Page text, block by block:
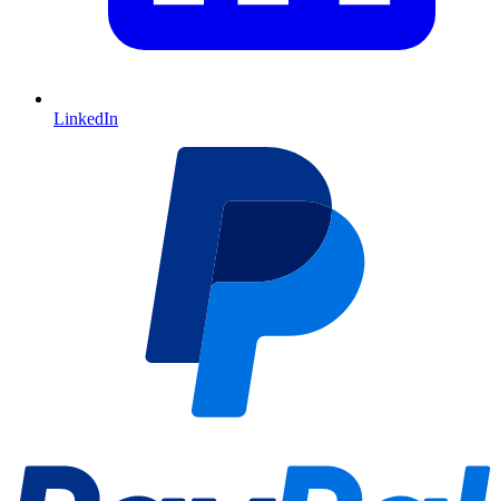
LinkedIn